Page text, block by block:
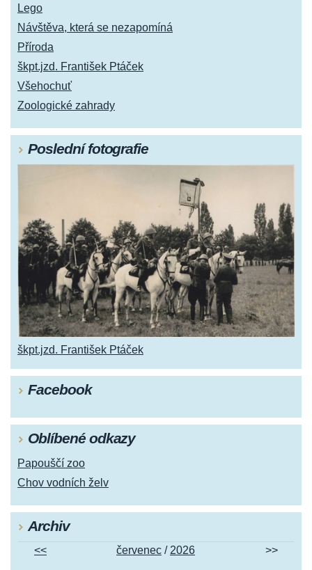
Lego
Návštěva, která se nezapomíná
Příroda
škpt.jzd. František Ptáček
Všehochuť
Zoologické zahrady
Poslední fotografie
škpt.jzd. František Ptáček
Facebook
Oblíbené odkazy
Papouščí zoo
Chov vodních želv
Archiv
<< červenec / 2026 >>